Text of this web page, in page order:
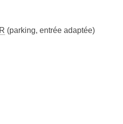
(parking, entrée adaptée)